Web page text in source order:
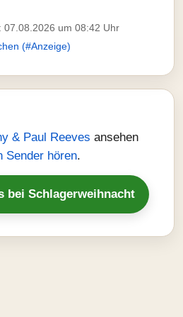
07.08.2026 um 08:42 Uhr
(#Anzeige)
& Paul Reeves ansehen
Sender hören.
bei Schlagerweihnacht